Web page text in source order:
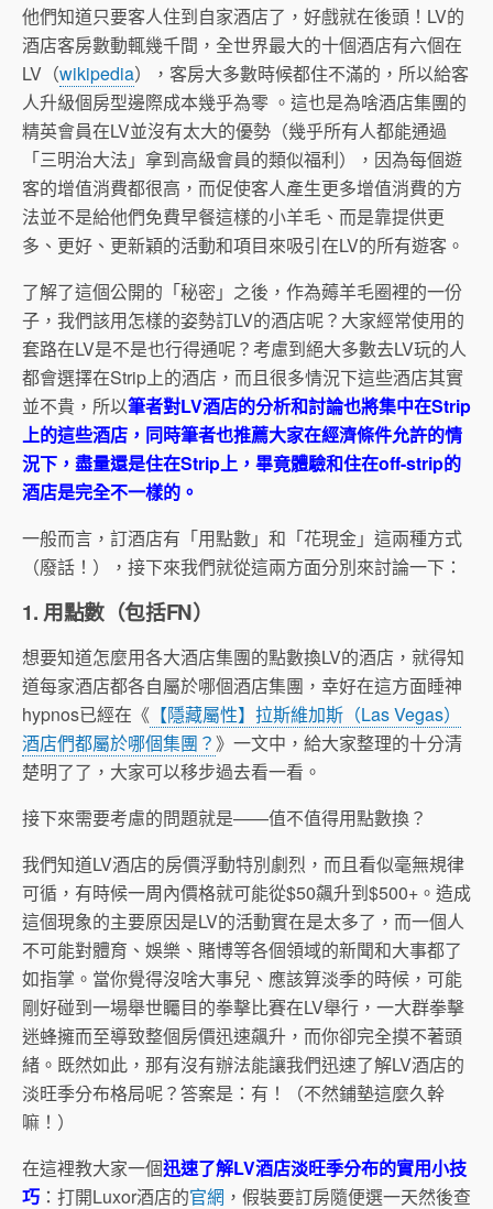
他們知道只要客人住到自家酒店了，好戲就在後頭！LV的
酒店客房數動輒幾千間，全世界最大的十個酒店有六個在
LV（wikipedia），客房大多數時候都住不滿的，所以給客
人升級個房型邊際成本幾乎為零 。這也是為啥酒店集團的
精英會員在LV並沒有太大的優勢（幾乎所有人都能通過
「三明治大法」拿到高級會員的類似福利），因為每個遊
客的增值消費都很高，而促使客人產生更多增值消費的方
法並不是給他們免費早餐這樣的小羊毛、而是靠提供更
多、更好、更新穎的活動和項目來吸引在LV的所有遊客。
了解了這個公開的「秘密」之後，作為薅羊毛圈裡的一份
子，我們該用怎樣的姿勢訂LV的酒店呢？大家經常使用的
套路在LV是不是也行得通呢？考慮到絕大多數去LV玩的人
都會選擇在Strip上的酒店，而且很多情況下這些酒店其實
並不貴，所以筆者對LV酒店的分析和討論也將集中在Strip
上的這些酒店，同時筆者也推薦大家在經濟條件允許的情
況下，盡量還是住在Strip上，畢竟體驗和住在off-strip的
酒店是完全不一樣的。
一般而言，訂酒店有「用點數」和「花現金」這兩種方式
（廢話！），接下來我們就從這兩方面分別來討論一下：
1. 用點數（包括FN）
想要知道怎麼用各大酒店集團的點數換LV的酒店，就得知
道每家酒店都各自屬於哪個酒店集團，幸好在這方面睡神
hypnos已經在《 【隱藏屬性】拉斯維加斯（Las Vegas）
酒店們都屬於哪個集團？》一文中，給大家整理的十分清
楚明了了，大家可以移步過去看一看。
接下來需要考慮的問題就是——值不值得用點數換？
我們知道LV酒店的房價浮動特別劇烈，而且看似毫無規律
可循，有時候一周內價格就可能從$50飆升到$500+。造成
這個現象的主要原因是LV的活動實在是太多了，而一個人
不可能對體育、娛樂、賭博等各個領域的新聞和大事都了
如指掌。當你覺得沒啥大事兒、應該算淡季的時候，可能
剛好碰到一場舉世矚目的拳擊比賽在LV舉行，一大群拳擊
迷蜂擁而至導致整個房價迅速飆升，而你卻完全摸不著頭
緒。既然如此，那有沒有辦法能讓我們迅速了解LV酒店的
淡旺季分布格局呢？答案是：有！（不然鋪墊這麼久幹
嘛！）
在這裡教大家一個迅速了解LV酒店淡旺季分布的實用小技
巧 ：打開Luxor酒店的官網 ，假裝要訂房隨便選一天然後查